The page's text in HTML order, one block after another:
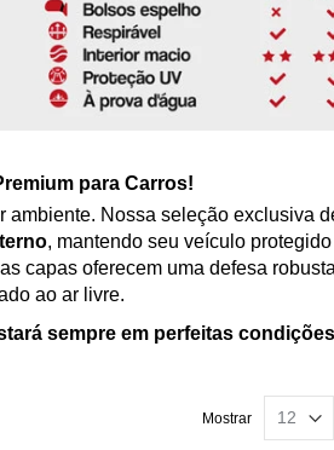
para Carros!
ambiente. Nossa seleção exclusiva
, mantendo seu veículo
capas oferecem uma defesa
ao ar livre.
sempre em perfeitas condições
Mostrar